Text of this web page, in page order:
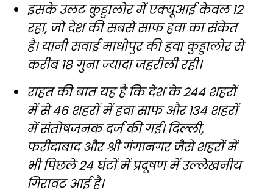
इसके उलट कुड्डालोर में एक्यूआई केवल 12
रहा, जो देश की सबसे साफ हवा का संकेत
है। यानी सवाई माधोपुर की हवा कुड्डालोर से
करीब 18 गुना ज्यादा जहरीली रही।
राहत की बात यह है कि देश के 244 शहरों
में से 46 शहरों में हवा साफ और 134 शहरों
में संतोषजनक दर्ज की गई। दिल्ली,
फरीदाबाद और श्री गंगानगर जैसे शहरों में
भी पिछले 24 घंटों में प्रदूषण में उल्लेखनीय
गिरावट आई है।